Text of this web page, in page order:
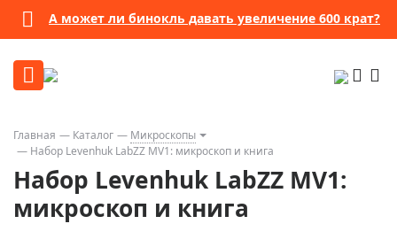
А может ли бинокль давать увеличение 600 крат?
Главная Каталог
Микроскопы
Набор Levenhuk LabZZ MV1: микроскоп и книга
Набор Levenhuk LabZZ MV1:
микроскоп и книга